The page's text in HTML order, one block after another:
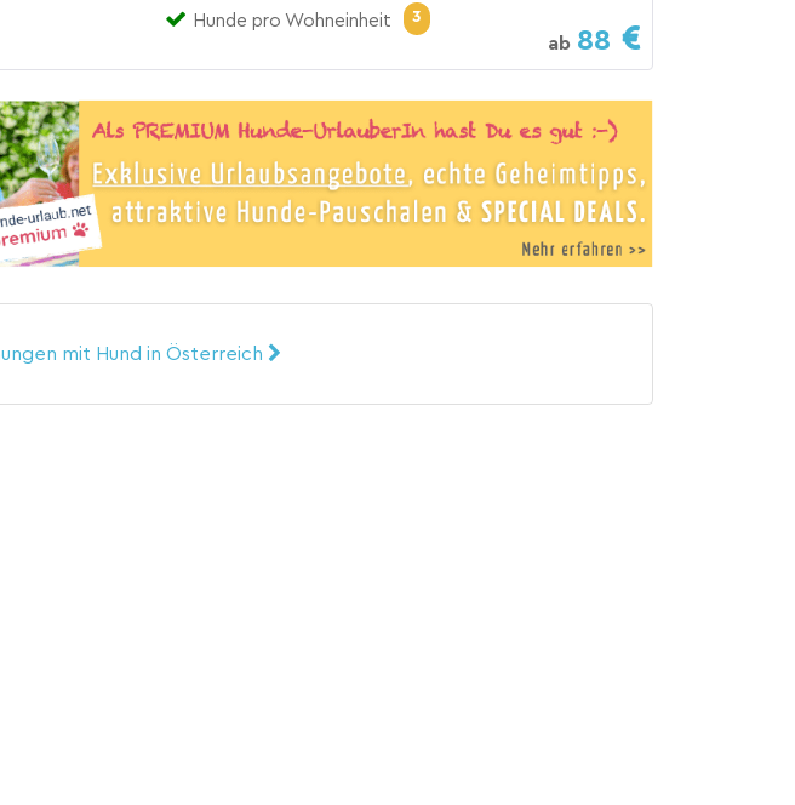
Hunde pro Wohneinheit
3
ab 88
mit Hund in Österreich